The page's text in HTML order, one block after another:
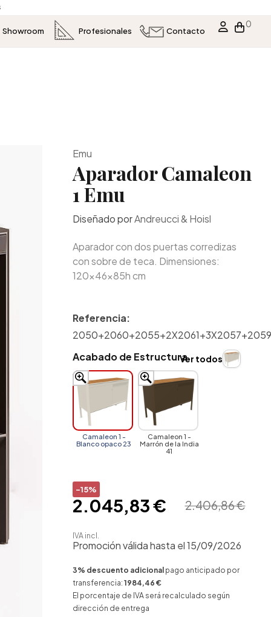
Showroom Profesionales Contacto
0
Emu
Aparador Camaleon
1 Emu
Diseñado porAndreucci & Hoisl
Aparador con dos puertas corredizas
con sobre de teca. Dimensiones:
120x46x85h cm
Referencia:
2050+2060+2055+2X2061+3X2057+2059
Acabado de Estructura
Camaleon 1 -
Blanco opaco 23
Camaleon 1 -
Marrón de la India
41
Ver todos
-15%
2.406,86 €
2.045,83 €
IVA incl.
Promoción válida hasta el 15/09/2026
3% descuento adicional pago anticipado por
transferencia: 1984,46 €
El porcentaje de IVA será recalculado según
dirección de entrega